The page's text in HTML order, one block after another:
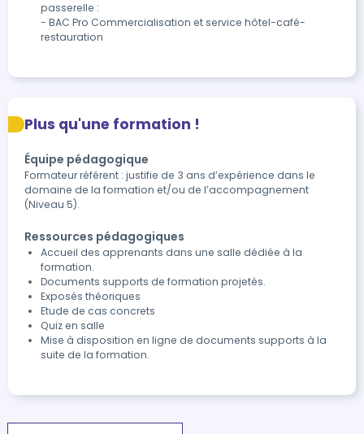
passerelle :
- BAC Pro Commercialisation et service hôtel-café-
Plus qu'une formation !
Équipe pédagogique
Formateur référent : justifie de 3 ans d’expérience dans le
domaine de la formation et/ou de l’accompagnement
(Niveau 5).
Ressources pédagogiques
Accueil des apprenants dans une salle dédiée à la
formation.
Documents supports de formation projetés.
Exposés théoriques
Etude de cas concrets
Quiz en salle
Mise à disposition en ligne de documents supports à la
suite de la formation.